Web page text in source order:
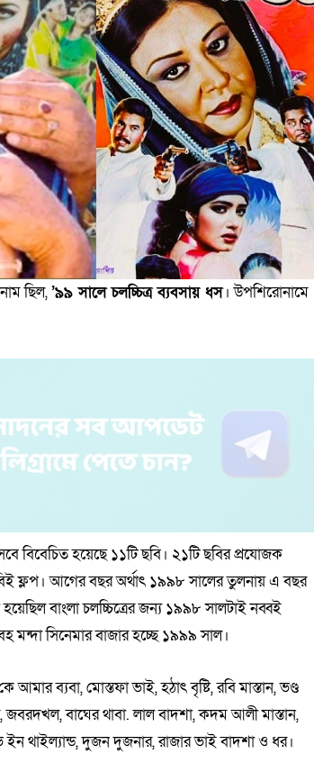
ছিল,’৯৯ সালে চলচ্চিত্র ব্যবসায় ধস। উপশিরোনামে
বিবেচিত হয়েছে ১১টি ছবি। ২১টি ছবির প্রযোজক
ফ্লপ। আগের বছর অর্থাৎ ১৯৯৮ সালের তুলনায় এ বছর
বাংলা চলচ্চিত্রের জন্য ১৯৯৮ সালটাই নব্বই
মন্দা সিনেমার বাজার হচ্ছে ১৯৯৯ সাল।
ব্যবা, মোস্তফা ভাই, হঠাৎ বৃষ্টি, রবি মাস্তান, ভণ্ড
বাঘের থাবা. লাল বাদশা, কদম আলী মাস্তান,
ইন থাইল্যান্ড, দুজন দুজনার, রাজার ভাই বাদশা ও ধর।